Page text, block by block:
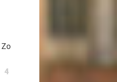
Zo
4